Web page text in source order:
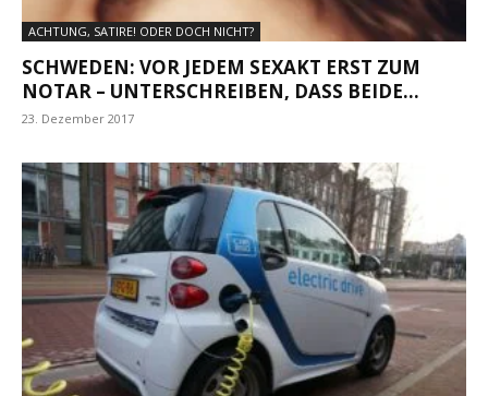
ACHTUNG, SATIRE! ODER DOCH NICHT?
SCHWEDEN: VOR JEDEM SEXAKT ERST ZUM
NOTAR – UNTERSCHREIBEN, DASS BEIDE...
23. Dezember 2017